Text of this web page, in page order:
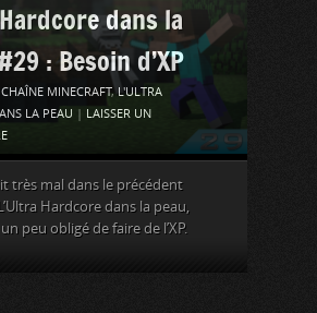
dans la
: Besoin d’XP
CHAÎNE MINECRAFT,L'ULTRA
LA PEAU
LAISSER UN
très mal dans le précédent
Hardcore dans la peau,
peu obligé de faire de l’XP.